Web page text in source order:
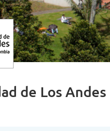
de Los Andes